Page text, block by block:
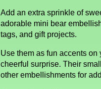
Add an extra sprinkle of
adorable mini bear
tags, and gift projects.
Use them as fun accents
cheerful surprise. Their
other embellishments for